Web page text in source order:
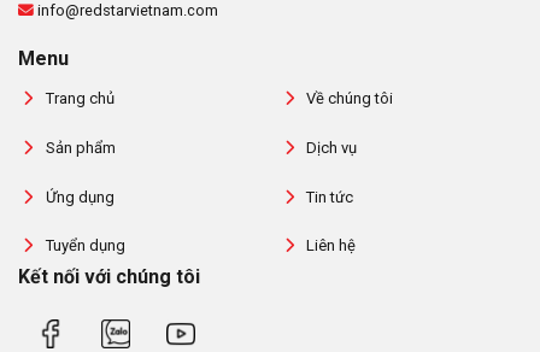
info@redstarvietnam.com
Menu
Trang chủ Về chúng tôi
Sản phẩm Dịch vụ
Ứng dụng Tin tức
Tuyển dụng Liên hệ
Kết nối với chúng tôi